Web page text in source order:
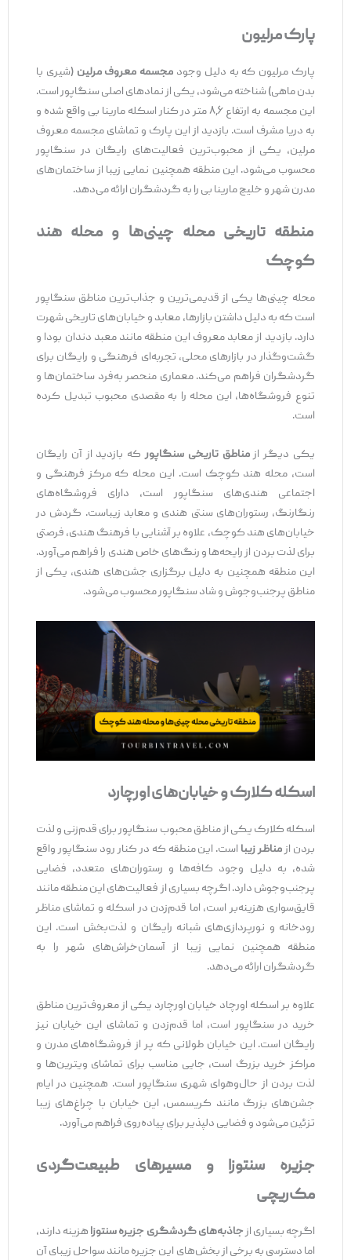
پارک مرلیون
پارک مرلیون که به دلیل وجودمجسمه معروف مرلین(شیری با
بدن ماهی) شناخته می‌شود، یکی از نمادهای اصلی سنگاپور است.
این مجسمه به ارتفاع ۸٫۶ متر در کنار اسکله مارینا بی واقع شده و
به دریا مشرف است. بازدید از این پارک و تماشای مجسمه معروف
مرلین، یکی از محبوب‌ترین فعالیت‌های رایگان در سنگاپور
محسوب می‌شود. این منطقه همچنین نمایی زیبا از ساختمان‌های
مدرن شهر و خلیج مارینا بی را به گردشگران ارائه می‌دهد.
منطقه تاریخی محله چینی‌ها و محله هند
کوچک
محله چینی‌ها یکی از قدیمی‌ترین و جذاب‌ترین مناطق سنگاپور
است که به دلیل داشتن بازارها، معابد و خیابان‌های تاریخی شهرت
دارد. بازدید از معابد معروف این منطقه مانند معبد دندان بودا و
گشت‌وگذار در بازارهای محلی، تجربه‌ای فرهنگی و رایگان برای
گردشگران فراهم می‌کند. معماری منحصر به‌فرد ساختمان‌ها و
تنوع فروشگاه‌ها، این محله را به مقصدی محبوب تبدیل کرده
است.
یکی دیگر ازمناطق تاریخی سنگاپورکه بازدید از آن رایگان
است، محله هند کوچک است. این محله که مرکز فرهنگی و
اجتماعی هندی‌های سنگاپور است، دارای فروشگاه‌های
رنگارنگ، رستوران‌های سنتی هندی و معابد زیباست. گردش در
خیابان‌های هند کوچک، علاوه بر آشنایی با فرهنگ هندی، فرصتی
برای لذت بردن از رایحه‌ها و رنگ‌های خاص هندی را فراهم می‌آورد.
این منطقه همچنین به دلیل برگزاری جشن‌های هندی، یکی از
مناطق پرجنب‌وجوش و شاد سنگاپور محسوب می‌شود.
اسکله کلارک و خیابان‌های اورچارد
اسکله کلارک یکی از مناطق محبوب سنگاپور برای قدم‌زنی و لذت
بردن از مناظر زیبااست. این منطقه که در کنار رود سنگاپور واقع
شده، به دلیل وجود کافه‌ها و رستوران‌های متعدد، فضایی
پرجنب‌وجوش دارد. اگرچه بسیاری از فعالیت‌های این منطقه مانند
قایق‌سواری هزینه‌بر است، اما قدم‌زدن در اسکله و تماشای مناظر
رودخانه و نورپردازی‌های شبانه رایگان و لذت‌بخش است. این
منطقه همچنین نمایی زیبا از آسمان‌خراش‌های شهر را به
گردشگران ارائه می‌دهد.
علاوه بر اسکله اورچاد خیابان اورچارد یکی از معروف‌ترین مناطق
خرید در سنگاپور است، اما قدم‌زدن و تماشای این خیابان نیز
رایگان است. این خیابان طولانی که پر از فروشگاه‌های مدرن و
مراکز خرید بزرگ است، جایی مناسب برای تماشای ویترین‌ها و
لذت بردن از حال‌وهوای شهری سنگاپور است. همچنین در ایام
جشن‌های بزرگ مانند کریسمس، این خیابان با چراغ‌های زیبا
تزئین می‌شود و فضایی دلپذیر برای پیاده‌روی فراهم می‌آورد.
جزیره سنتوزا و مسیرهای طبیعت‌گردی
مک‌ریچی
اگرچه بسیاری از جاذبه‌های گردشگری جزیره سنتوزاهزینه دارند،
اما دسترسی به برخی از بخش‌های این جزیره مانند سواحل زیبای آن